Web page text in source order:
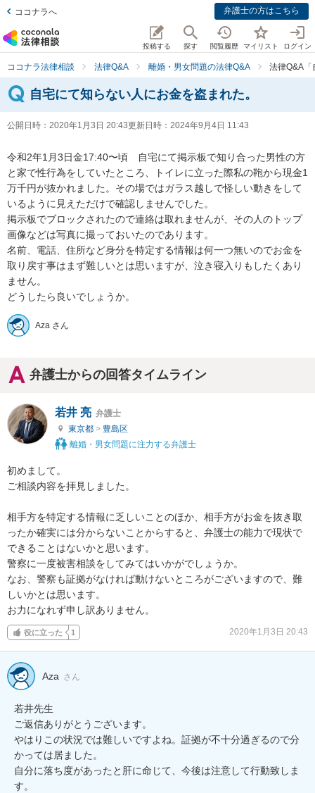
ココナラへ 弁護士の方はこちら
投稿する 探す 閲覧履歴 マイリスト ログイン
ココナラ法律相談 法律Q&A 離婚・男女問題の法律Q&A 法律Q&A「
自宅にて知らない人にお金を盗まれた。
公開日時： 2020年1月3日 20:43更新日時： 2024年9月4日 11:43
令和2年1月3日金17:40〜頃　自宅にて掲示板で知り合った男性の方
と家で性行為をしていたところ、トイレに立った際私の鞄から現金1
万千円が抜かれました。その場ではガラス越しで怪しい動きをして
いるように見えただけで確認しませんでした。
掲示板でブロックされたので連絡は取れませんが、その人のトップ
画像などは写真に撮っておいたのであります。
名前、電話、住所など身分を特定する情報は何一つ無いのでお金を
取り戻す事はまず難しいとは思いますが、泣き寝入りもしたくあり
ません。
どうしたら良いでしょうか。
Aza さん
弁護士からの回答タイムライン
若井 亮 弁護士
東京都 > 豊島区
離婚・男女問題に注力する弁護士
初めまして。
ご相談内容を拝見しました。
相手方を特定する情報に乏しいことのほか、相手方がお金を抜き取
ったか確実には分からないことからすると、弁護士の能力で現状で
できることはないかと思います。
警察に一度被害相談をしてみてはいかがでしょうか。
なお、警察も証拠がなければ動けないところがございますので、難
しいかとは思います。
お力になれず申し訳ありません。
役に立った 1 2020年1月3日 20:43
Aza さん
若井先生
ご返信ありがとうございます。
やはりこの状況では難しいですよね。証拠が不十分過ぎるので分
かっては居ました。
自分に落ち度があったと肝に命じて、今後は注意して行動致しま
す。